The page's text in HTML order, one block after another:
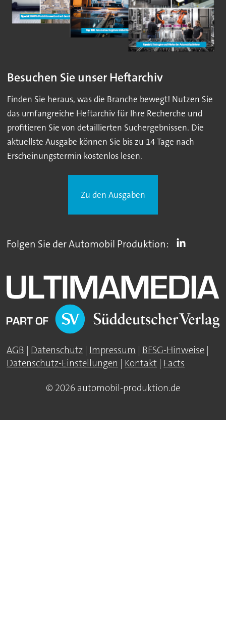
Besuchen Sie unser Heftarchiv
Finden Sie heraus, was die Branche bewegt! Nutzen Sie
das umfangreiche Heftarchiv für Ihre Recherche und
profitieren Sie von detaillierten Suchergebnissen. Die
aktuellste Ausgabe können Sie bis zu 14 Tage nach
Erscheinungstermin kostenlos lesen.
Zu den Ausgaben
Folgen Sie der Automobil Produktion:
AGB | Datenschutz | Impressum | BFSG-Hinweise |
Datenschutz-Einstellungen | Kontakt | Facts
© 2026 automobil-produktion.de